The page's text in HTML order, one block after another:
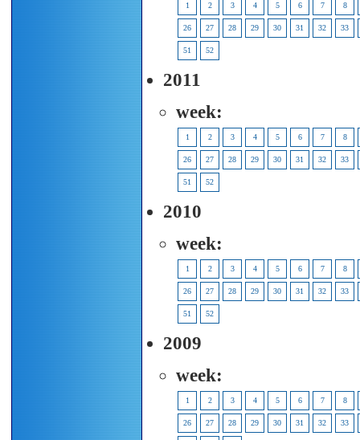
1 2 3 4 5 6 7 8
26 27 28 29 30 31 32 33
51 52
2011
week:
1 2 3 4 5 6 7 8
26 27 28 29 30 31 32 33
51 52
2010
week:
1 2 3 4 5 6 7 8
26 27 28 29 30 31 32 33
51 52
2009
week:
1 2 3 4 5 6 7 8
26 27 28 29 30 31 32 33